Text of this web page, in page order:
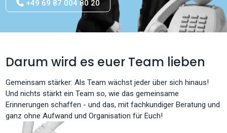
+49 69 87 004 80 20
Darum wird es euer Team lieben
Gemeinsam stärker: Als Team wächst jeder über sich hinaus!
Und nichts stärkt ein Team so, wie das gemeinsame
Erinnerungen schaffen - und das, mit fachkundiger Beratung und
ganz ohne Aufwand und Organisation für Euch!